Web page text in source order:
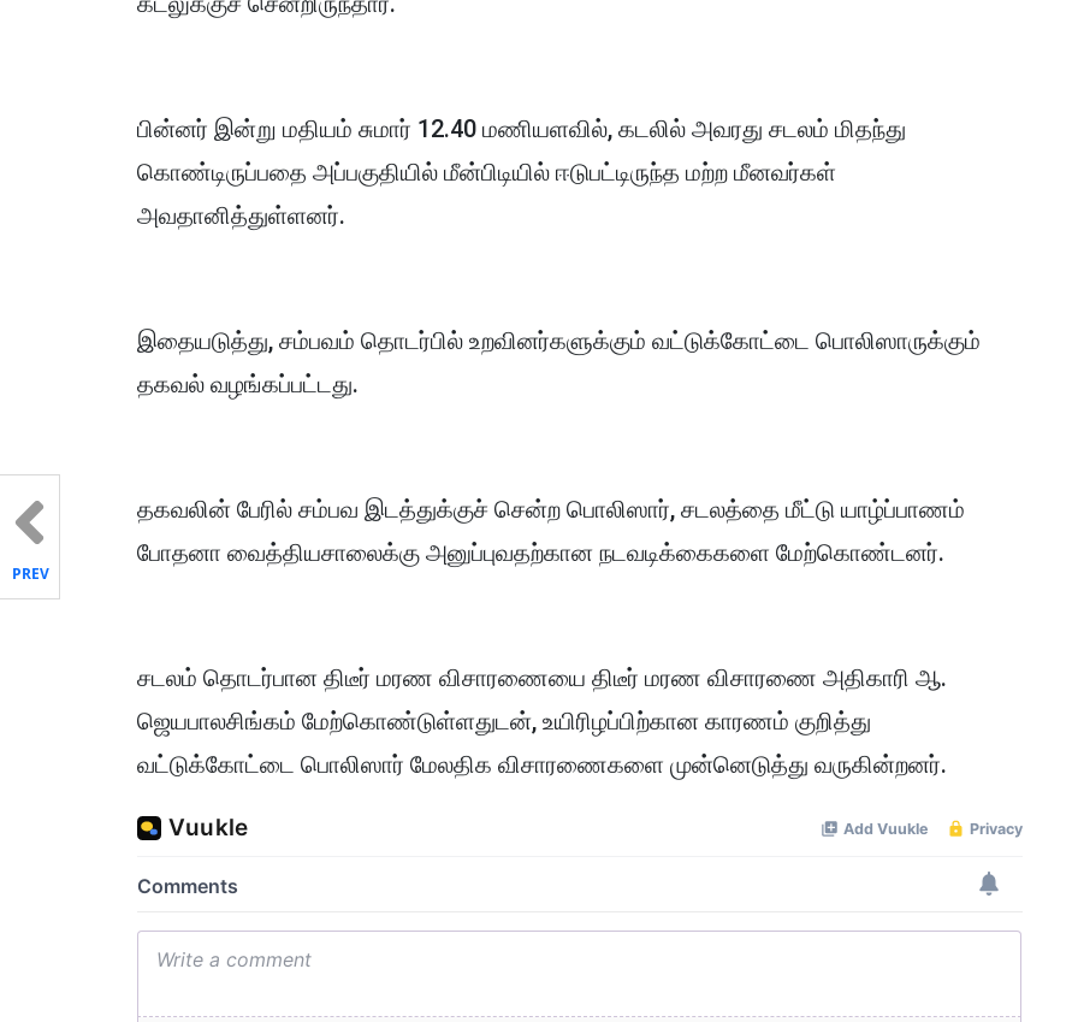
பின்னர் இன்று மதியம் சுமார் 12.40 மணியளவில், கடலில் அவரது சடலம் மிதந்து
கொண்டிருப்பதை அப்பகுதியில் மீன்பிடியில் ஈடுபட்டிருந்த மற்ற மீனவர்கள்
அவதானித்துள்ளனர்.
இதையடுத்து, சம்பவம் தொடர்பில் உறவினர்களுக்கும் வட்டுக்கோட்டை பொலிஸாருக்கும்
தகவல் வழங்கப்பட்டது.
தகவலின் பேரில் சம்பவ இடத்துக்குச் சென்ற பொலிஸார், சடலத்தை மீட்டு யாழ்ப்பாணம்
போதனா வைத்தியசாலைக்கு அனுப்புவதற்கான நடவடிக்கைகளை மேற்கொண்டனர்.
சடலம் தொடர்பான திடீர் மரண விசாரணையை திடீர் மரண விசாரணை அதிகாரி ஆ.
ஜெயபாலசிங்கம் மேற்கொண்டுள்ளதுடன், உயிரிழப்பிற்கான காரணம் குறித்து
வட்டுக்கோட்டை பொலிஸார் மேலதிக விசாரணைகளை முன்னெடுத்து வருகின்றனர்.
PREV